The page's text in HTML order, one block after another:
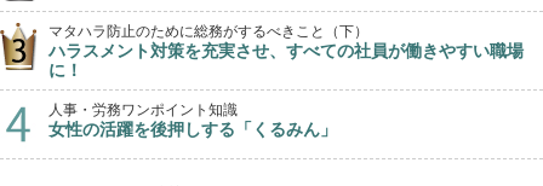
マタハラ防止のために総務がするべきこと（下）
ハラスメント対策を充実させ、すべての社員が働きやすい職場
に！
人事・労務ワンポイント知識
女性の活躍を後押しする「くるみん」